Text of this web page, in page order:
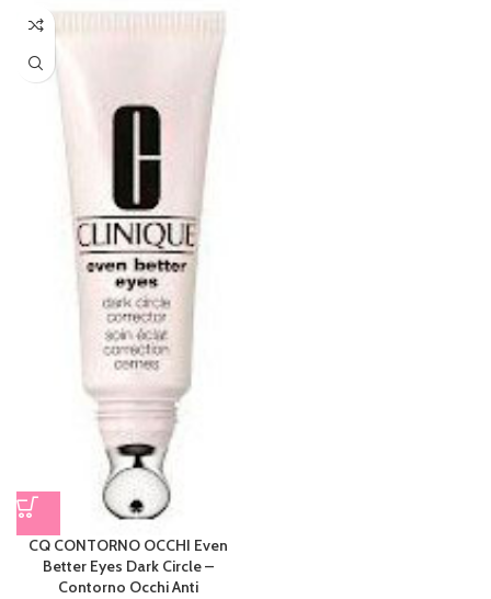
CQ CONTORNO OCCHI Even
Better Eyes Dark Circle –
Contorno Occhi Anti